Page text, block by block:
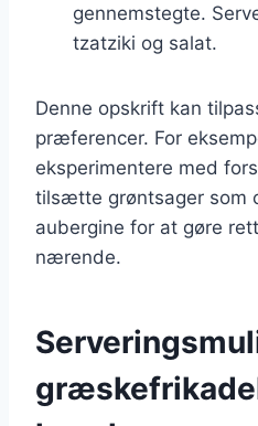
gennemstegte.
tzatziki og salat.
Denne opskrift kan
præferencer. For
eksperimentere med
tilsætte grøntsager som
aubergine for at gøre
nærende.